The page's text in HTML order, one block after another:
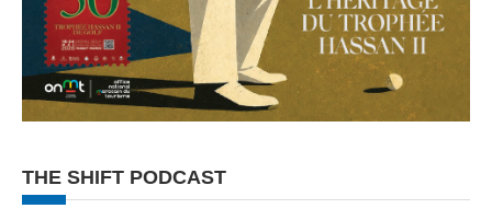
THE SHIFT PODCAST